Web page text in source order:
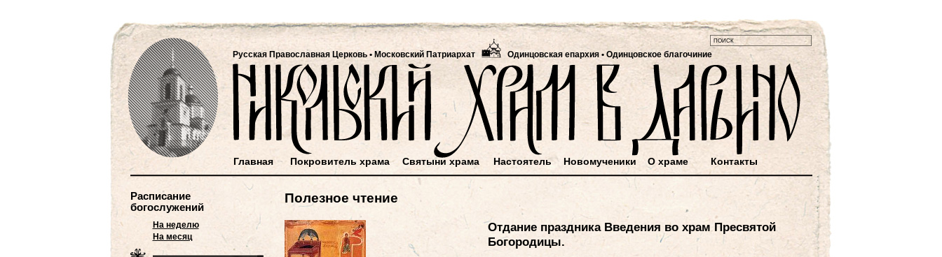
Русская Православная Церковь •Московский Патриархат Одинцовская епархия • Одинцовское благочиние
Главная О храме
Покровитель храма Святыни храма Новомученики
Настоятель Контакты
Расписание
богослужений
На неделю
На месяц
Полезное чтение
Отдание праздника Введения во храм Пресвятой
Богородицы.